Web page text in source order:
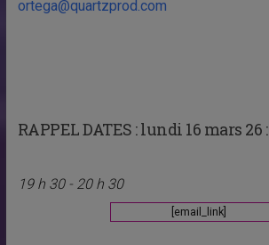
ortega@quartzprod.com
RAPPEL DATES :lundi 16 mars 26 :
19 h 30 - 20 h 30
[email_link]